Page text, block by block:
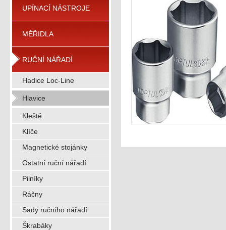
UPÍNACÍ NÁSTROJE
MĚŘIDLA
RUČNÍ NÁŘADÍ
Hadice Loc-Line
Hlavice
Kleště
Klíče
Magnetické stojánky
Ostatní ruční nářadí
Pilníky
Ráčny
Sady ručního nářadí
Škrabáky